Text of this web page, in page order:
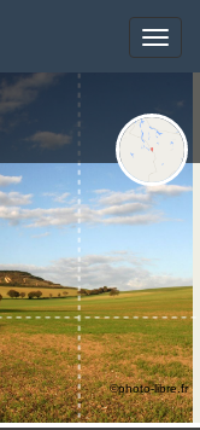
Toggle
©photo-libre.fr
Toggle